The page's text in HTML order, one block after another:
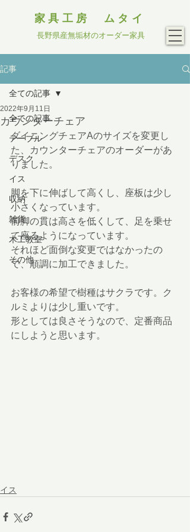
家具工房 ムタイ
長野県産無垢材のオーダー家具
記事
全ての記事
テーブル
デスク
イス
収納
雑貨
木工教室
その他
全ての記事
カウンターチェア
2022年9月11日
ダイニングチェアAのサイズを変更し
た、カウンターチェアのオーダーがあ
りました。
脚を下に伸ばして高くし、座板は少し
小さくなっています。
前脚の貫は高さを低くして、足を乗せ
て座るようになっています。
それほど面倒な変更ではなかったの
で、順調に加工できました。
お客様の希望で樹種はサクラです。ク
ルミよりは少し重いです。
形としては良さそうなので、定番商品
にしようと思います。
イス